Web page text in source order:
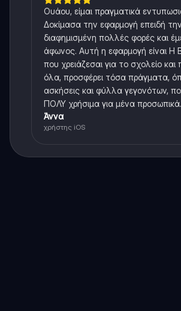
Ουάου, είμαι πραγματικά
Δοκίμασα την εφαρμογή επειδή
διαφημισμένη πολλές φορές και
άφωνος. Αυτή η εφαρμογή είναι Η
που χρειάζεσαι για το σχολείο
όλα, προσφέρει τόσα πράγματα,
ασκήσεις και φύλλα γεγονότων,
ΠΟΛΥ χρήσιμα για μένα προσωπικά.
Άννα
χρήστης iOS